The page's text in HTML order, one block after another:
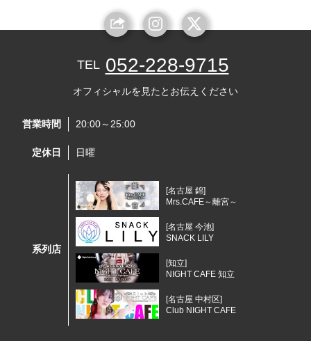
TEL 052-228-9715
オフィシャルを見たとお伝えください
営業時間 20:00～25:00
定休日 日曜
系列店
[名古屋 錦]
Mrs.CAFE～離宮～
[名古屋 今池]
SNACK LILY
[知立]
NIGHT CAFE 知立
[名古屋 中村区]
Club NIGHT CAFE